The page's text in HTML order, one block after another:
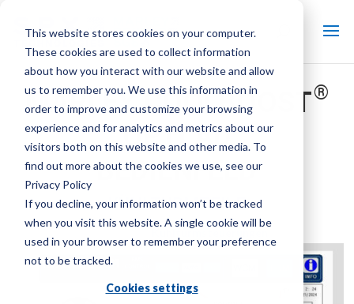
This website stores cookies on your computer.
These cookies are used to collect information
about how you interact with our website and allow
us to remember you. We use this information in
order to improve and customize your browsing
experience and for analytics and metrics about our
visitors both on this website and other media. To
find out more about the cookies we use, see our
Privacy Policy
If you decline, your information won’t be tracked
when you visit this website. A single cookie will be
used in your browser to remember your preference
not to be tracked.
Cookies settings
MARLEY COOLBOOST®
OPTI AD
BEDIENFELD
KÜHLTURMTEILE
Marley Kühlturmsteuerungen